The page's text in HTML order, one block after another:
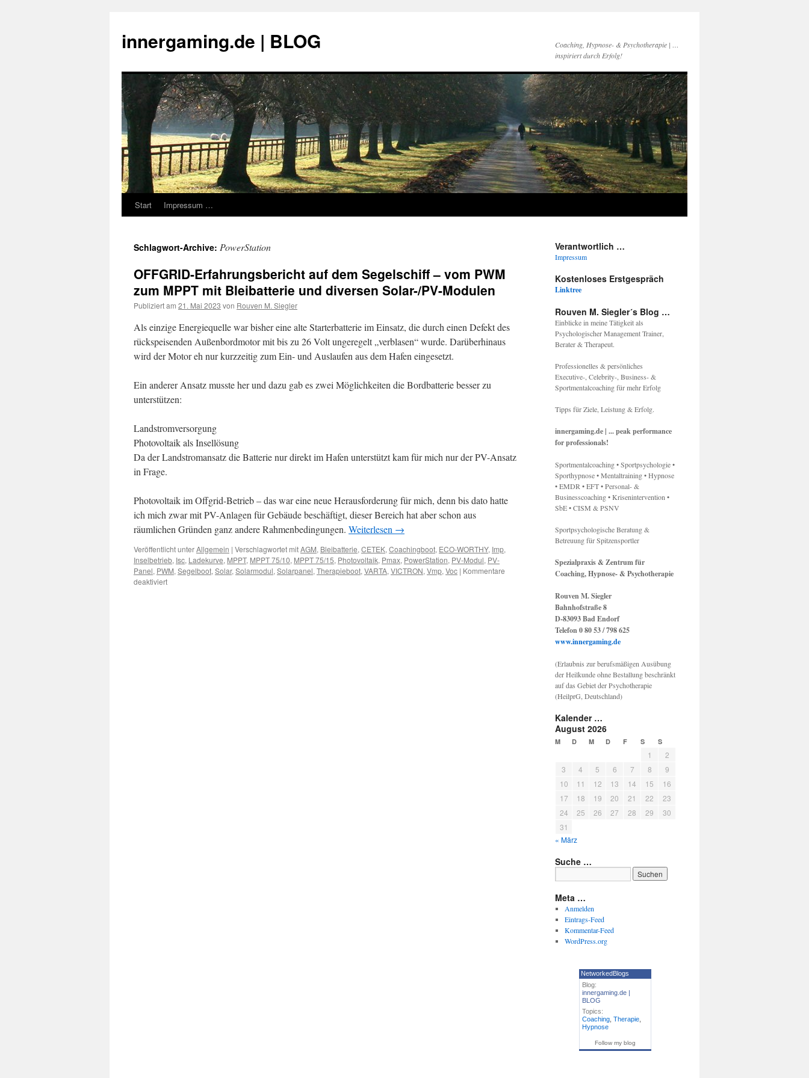
innergaming.de | BLOG
Coaching, Hypnose- & Psychotherapie | …
inspiriert durch Erfolg!
Zum
springen
Start Impressum …
Schlagwort-Archive: PowerStation
OFFGRID-Erfahrungsbericht auf dem Segelschiff – vom PWM
zum MPPT mit Bleibatterie und diversen Solar-/PV-Modulen
Publiziert am 21. Mai 2023 von Rouven M. Siegler
Als einzige Energiequelle war bisher eine alte Starterbatterie im Einsatz, die durch einen Defekt des
rückspeisenden Außenbordmotor mit bis zu 26 Volt ungeregelt „verblasen“ wurde. Darüberhinaus
wird der Motor eh nur kurzzeitig zum Ein- und Auslaufen aus dem Hafen eingesetzt.
Ein anderer Ansatz musste her und dazu gab es zwei Möglichkeiten die Bordbatterie besser zu
unterstützen:
Landstromversorgung
Photovoltaik als Insellösung
Da der Landstromansatz die Batterie nur direkt im Hafen unterstützt kam für mich nur der PV-Ansatz
in Frage.
Photovoltaik im Offgrid-Betrieb – das war eine neue Herausforderung für mich, denn bis dato hatte
ich mich zwar mit PV-Anlagen für Gebäude beschäftigt, dieser Bereich hat aber schon aus
räumlichen Gründen ganz andere Rahmenbedingungen. Weiterlesen →
Veröffentlicht unterAllgemein | Verschlagwortet mitAGM, Bleibatterie, CETEK, Coachingboot, ECO-WORTHY, Imp,
Inselbetrieb, Isc, Ladekurve, MPPT, MPPT 75/10, MPPT 75/15, Photovoltaik, Pmax, PowerStation, PV-Modul, PV-
Panel, PWM, Segelboot, Solar, Solarmodul, Solarpanel, Therapieboot, VARTA, VICTRON, Vmp, Voc | Kommentare
deaktiviertfür
Verantwortlich …
Impressum
Kostenloses Erstgespräch
Linktree
Rouven M. Siegler´s Blog …
Einblicke in meine Tätigkeit als
Psychologischer Management Trainer,
Berater & Therapeut.
Professionelles & persönliches
Executive-, Celebrity-, Business- &
Sportmentalcoaching für mehr Erfolg
Tipps für Ziele, Leistung & Erfolg.
innergaming.de | ... peak performance
for professionals!
Sportmentalcoaching • Sportpsychologie •
Sporthypnose • Mentaltraining • Hypnose
• EMDR • EFT • Personal- &
Businesscoaching • Krisenintervention •
SbE • CISM & PSNV
Sportpsychologische Beratung &
Betreuung für Spitzensportler
Spezialpraxis & Zentrum für
Coaching, Hypnose- & Psychotherapie
Rouven M. Siegler
Bahnhofstraße 8
D-83093 Bad Endorf
Telefon 0 80 53 / 798 625
www.innergaming.de
(Erlaubnis zur berufsmäßigen Ausübung
der Heilkunde ohne Bestallung beschränkt
auf das Gebiet der Psychotherapie
(HeilprG, Deutschland)
Kalender …
August 2026
M D M D F S S
1
2
3
4 5 6 7 8
9
10
11 12 13 14 15
16
17
18 19 20 21 22
23
24
25 26 27 28 29
30
31
« März
Suche …
Meta …
Anmelden
Eintrags-Feed
Kommentar-Feed
WordPress.org
NetworkedBlogs
Blog:
innergaming.de |
BLOG
Topics:
Coaching Therapie
Hypnose
Follow my blog